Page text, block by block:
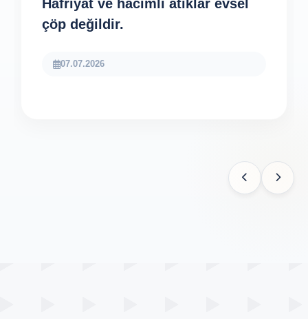
Hafriyat ve hacimli atıklar evsel
çöp değildir.
07.07.2026